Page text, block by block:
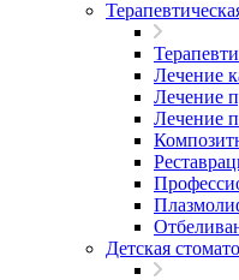
Лечение
Лечение
Лечение
Детская